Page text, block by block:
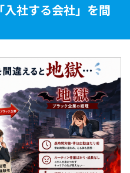
入社する会社」を間